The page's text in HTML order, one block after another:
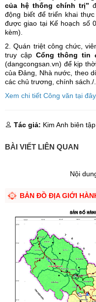
của hệ thống chính trị”
động biết để triển khai
được giao tại Kế hoạch số
kèm).
2. Quán triệt công chức,
truy cập Cổng thông tin
(dangcongsan.vn) để kịp
của Đảng, Nhà nước, theo
các chủ trương, chính sách./.
Xem chi tiết Công văn tại
Tác giả: Kim Anh biên tập
BÀI VIẾT LIÊN QUAN
Nội
BẢN ĐỒ ĐỊA GIỚI